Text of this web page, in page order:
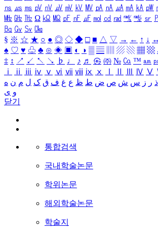
㎱ ㎲ ㎳ ㎴ ㎵ ㎶ ㎷ ㎸ ㎹ ㎀ ㎁ ㎂ ㎃ ㎄ ㎺
㎒ ㎓ ㎔ Ω ㏀ ㏁ ㎊ ㎋ ㎌ ㏖ ㏅ ㎭ ㎮ ㎯ ㏛
㏃ ㏉ ㏜ ㏆
§ ※ ☆ ★ ○ ● ◎ ◇ ◆ □ ■ △ ▽ → ← ↑ ↓ ↔
♠ ♡ ♥ ♧ ♣ ⊙ ◈ ▣ ◐ ◑ ▒ ▤ ▨ ▧ ▦ ▩
‡ ↕ ↗ ↙ ↖ ↘ ♭ ♩ ♪ ♬ ㉿ ㈜ № ㏇ ™ ㏂
ⅰ
ⅱ ⅲ ⅳ ⅴ ⅵ ⅶ ⅷ ⅸ ⅹ Ⅳ Ⅴ
ذ ر ز س ش ص ض ط ظ ع غ ف ق ک ل م ن ه
و ی
닫기
통합검색
국내학술논문
학위논문
해외학술논문
학술지